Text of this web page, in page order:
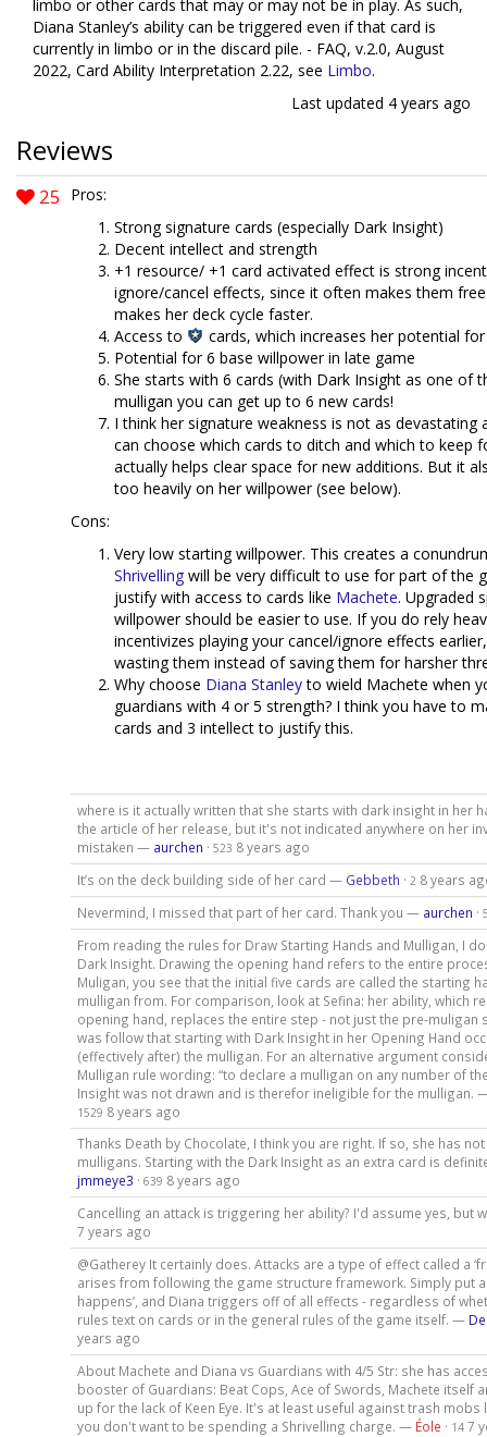
limbo or other cards that may or may not be in play. As such,
Diana Stanley’s ability can be triggered even if that card is
currently in limbo or in the discard pile. - FAQ, v.2.0, August
2022, Card Ability Interpretation 2.22, see Limbo.
Last updated 4 years ago
Reviews
25
Pros:
Strong signature cards (especially Dark Insight)
Decent intellect and strength
+1 resource/ +1 card activated effect is strong
ignore/cancel effects, since it often makes them
makes her deck cycle faster.
Access to
cards, which increases her potential
Potential for 6 base willpower in late game
She starts with 6 cards (with Dark Insight as one of
mulligan you can get up to 6 new cards!
I think her signature weakness is not as devastating
can choose which cards to ditch and which to keep
actually helps clear space for new additions. But it
too heavily on her willpower (see below).
Cons:
Very low starting willpower. This creates a
Shrivelling will be very difficult to use for part of the
justify with access to cards like Machete. Upgraded
willpower should be easier to use. If you do rely
incentivizes playing your cancel/ignore effects
wasting them instead of saving them for harsher
Why choose Diana Stanleyto wield Machete when
guardians with 4 or 5 strength? I think you have to
cards and 3 intellect to justify this.
where is it actually written that she starts with dark insight in her
the article of her release, but it's not indicated anywhere on her
mistaken — aurchen · 523 8 years ago
It’s on the deck building side of her card — Gebbeth · 2 8 years
Nevermind, I missed that part of her card. Thank you — aurchen ·
From reading the rules for Draw Starting Hands and Mulligan, I
Dark Insight. Drawing the opening hand refers to the entire
Muligan, you see that the initial five cards are called the starting
mulligan from. For comparison, look at Sefina: her ability, which
opening hand, replaces the entire step - not just the pre-muligan
was follow that starting with Dark Insight in her Opening Hand
(effectively after) the mulligan. For an alternative argument
Mulligan rule wording: “to declare a mulligan on any number of
Insight was not drawn and is therefor ineligible for the mulligan.
1529 8 years ago
Thanks Death by Chocolate, I think you are right. If so, she has
mulligans. Starting with the Dark Insight as an extra card is
jmmeye3 · 639 8 years ago
Cancelling an attack is triggering her ability? I'd assume yes, but
7 years ago
@Gatherey It certainly does. Attacks are a type of effect called a
arises from following the game structure framework. Simply put
happens’, and Diana triggers off of all effects - regardless of
rules text on cards or in the general rules of the game itself. —
years ago
About Machete and Diana vs Guardians with 4/5 Str: she has
booster of Guardians: Beat Cops, Ace of Swords, Machete itself
up for the lack of Keen Eye. It's at least useful against trash mobs
you don't want to be spending a Shrivelling charge. — Éole · 14 7